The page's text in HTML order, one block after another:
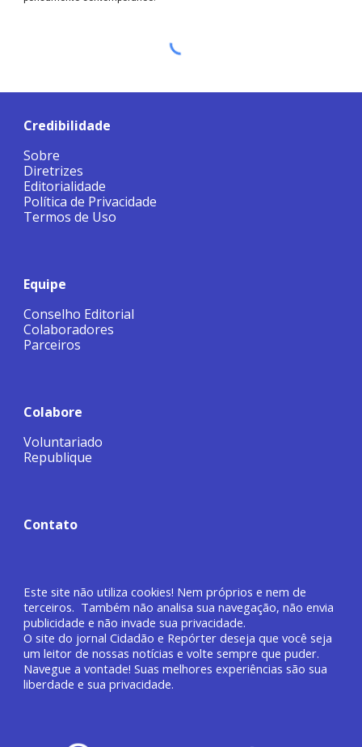
Credibilidade
Sobre
Diretrizes
Editorialidade
Política de Privacidade
Termos de Uso
Equipe
Conselho Editorial
Colaboradores
Parceiros
Colabore
Voluntariado
Republique
Contato
Este site não utiliza cookies! Nem próprios e nem de
terceiros. Também não analisa sua navegação, não envia
publicidade e não invade sua privacidade.
O site do jornalCidadão e Repórter deseja que você seja
um leitor de nossas notícias e volte sempre que puder.
Navegue a vontade! Suas melhores experiências são sua
liberdade e sua privacidade.